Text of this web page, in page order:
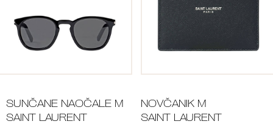
SUNČANE NAOČALE M
SAINT LAURENT
NOVČANIK M
SAINT LAURENT